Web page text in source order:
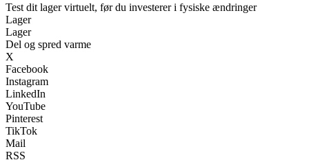
Test dit lager virtuelt, før du investerer i fysiske ændringer
Lager
Lager
Del og spred varme
X
Facebook
Instagram
LinkedIn
YouTube
Pinterest
TikTok
Mail
RSS